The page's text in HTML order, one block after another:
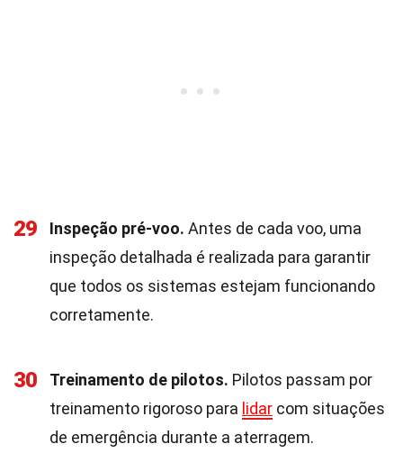
29 Inspeção pré-voo. Antes de cada voo, uma
inspeção detalhada é realizada para garantir
que todos os sistemas estejam funcionando
corretamente.
30 Treinamento de pilotos. Pilotos passam por
treinamento rigoroso para lidar com situações
de emergência durante a aterragem.